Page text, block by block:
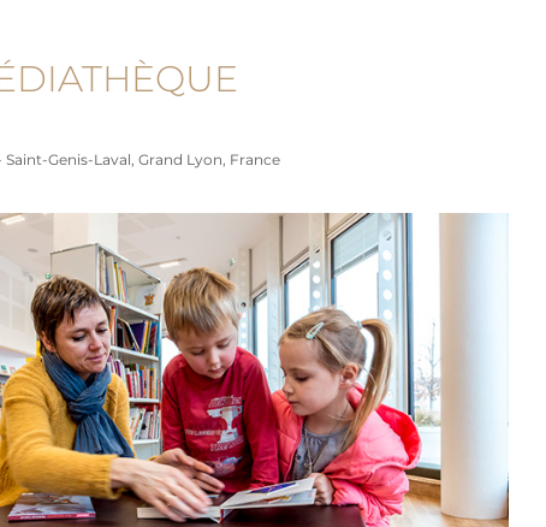
Genis-Laval, Grand Lyon, France